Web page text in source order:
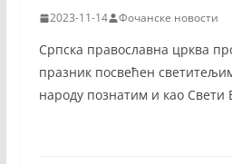
2023-11-14 Фочанске новости
Српска православна црква
празник посвећен
народу познатим и као Свети